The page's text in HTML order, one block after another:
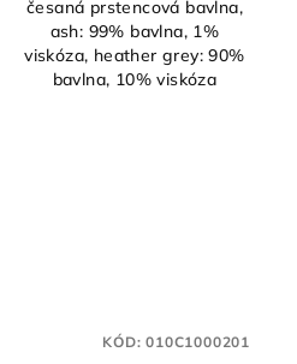
česaná prstencová bavlna,
ash: 99% bavlna, 1%
viskóza, heather grey: 90%
bavlna, 10% viskóza
KÓD:010C1000201